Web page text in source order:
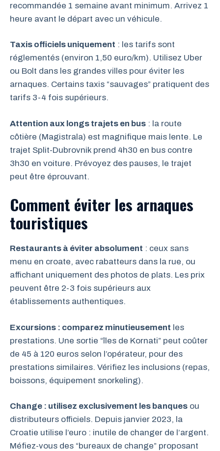
recommandée 1 semaine avant minimum. Arrivez 1
heure avant le départ avec un véhicule.
Taxis officiels uniquement : les tarifs sont
réglementés (environ 1,50 euro/km). Utilisez Uber
ou Bolt dans les grandes villes pour éviter les
arnaques. Certains taxis “sauvages” pratiquent des
tarifs 3-4 fois supérieurs.
Attention aux longs trajets en bus : la route
côtière (Magistrala) est magnifique mais lente. Le
trajet Split-Dubrovnik prend 4h30 en bus contre
3h30 en voiture. Prévoyez des pauses, le trajet
peut être éprouvant.
Comment éviter les arnaques
touristiques
Restaurants à éviter absolument : ceux sans
menu en croate, avec rabatteurs dans la rue, ou
affichant uniquement des photos de plats. Les prix
peuvent être 2-3 fois supérieurs aux
établissements authentiques.
Excursions : comparez minutieusement les
prestations. Une sortie “îles de Kornati” peut coûter
de 45 à 120 euros selon l’opérateur, pour des
prestations similaires. Vérifiez les inclusions (repas,
boissons, équipement snorkeling).
Change : utilisez exclusivement les banques ou
distributeurs officiels. Depuis janvier 2023, la
Croatie utilise l’euro : inutile de changer de l’argent.
Méfiez-vous des “bureaux de change” proposant